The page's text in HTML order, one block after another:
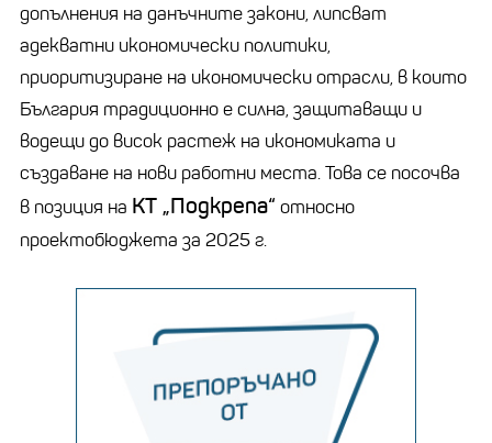
допълнения на данъчните закони, липсват
адекватни икономически политики,
приоритизиране на икономически отрасли, в които
България традиционно е силна, защитаващи и
водещи до висок растеж на икономиката и
създаване на нови работни места. Това се посочва
в позиция на КТ „Подкрепа“ относно
проектобюджета за 2025 г.